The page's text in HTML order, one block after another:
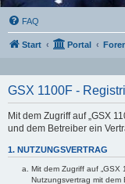
FAQ
Start Portal
GSX 1100F -
Mit dem Zugriff auf „GSX
und dem Betreiber ein
1. NUTZUNGSVERTRAG
Mit dem Zugriff auf „GSX
Nutzungsvertrag mit dem